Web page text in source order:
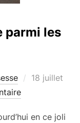
parmi les
Publié
18 juillet
en ce joli